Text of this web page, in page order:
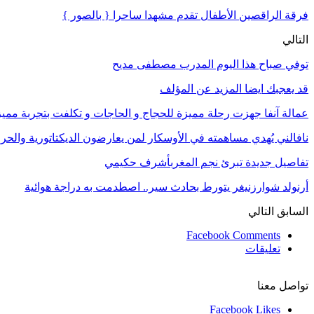
فرقة الراقصين الأطفال تقدم مشهدا ساحرا { بالصور }
التالي
توفي صباح هذا اليوم المدرب مصطفى مديح
قد يعجبك ايضا المزيد عن المؤلف
عمالة آنفا جهزت رحلة مميزة للحجاج و الحاجات و تكلفت بتجربة
نافالني يُهدي مساهمته في الأوسكار لمن يعارضون الديكتاتورية
تفاصيل جديدة تبرئ نجم المغربأشرف حكيمي
أرنولد شوارزنيغر يتورط بحادث سير.. اصطدمت به دراجة هوائية
السابق التالي
Facebook Comments
تعليقات
تواصل معنا
Facebook Likes